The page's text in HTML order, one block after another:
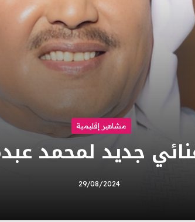
مشاهير إقليمية
جديد لمحمد
29/08/2024